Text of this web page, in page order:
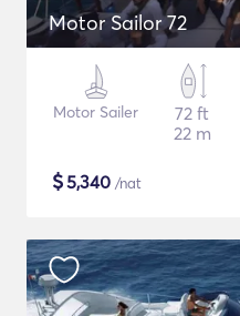
Motor Sailor 72
Motor Sailer
72 ft
22 m
$5,340 /nat